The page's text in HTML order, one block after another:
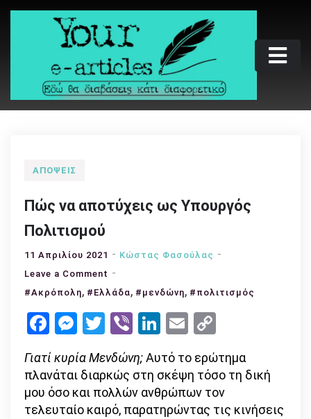
Skip
Your e-articles
Εδώ θα διαβάσεις κάτι διαφορετικό
ΑΠΌΨΕΙΣ
Πώς να αποτύχεις ως Υπουργός
Πολιτισμού
11 Απριλίου 2021
Κώστας Φασούλας
Leave a Comment on
Πώς
αποτύχεις
Υπουργός
Πολιτισμού
#Ακρόπολη, #Ελλάδα, #μενδώνη, #πολιτισμός
Facebook
Messenger
Twitter
ViberLinkedIn
Email
Γιατί κυρία Μενδώνη;Αυτό το ερώτημα
πλανάται διαρκώς στη σκέψη τόσο τη δική
μου όσο και πολλών ανθρώπων τον
τελευταίο καιρό, παρατηρώντας τις κινήσεις